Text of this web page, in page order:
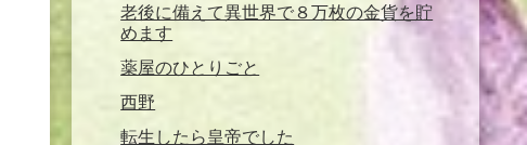
老後に備えて異世界で８万枚の金貨を貯
めます
薬屋のひとりごと
西野
転生したら皇帝でした